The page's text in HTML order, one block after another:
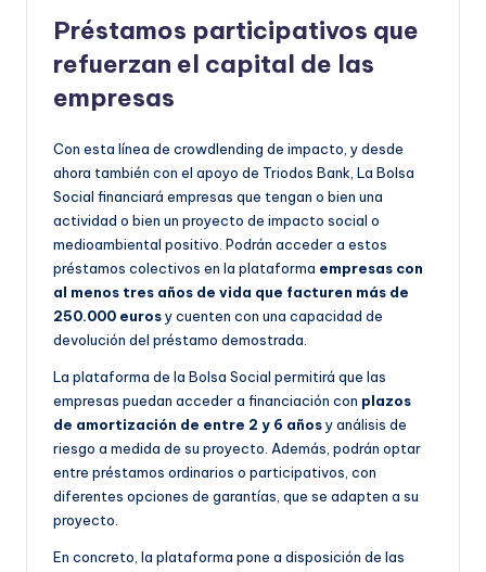
Préstamos participativos que
refuerzan el capital de las
empresas
Con esta línea de crowdlending de impacto, y desde
ahora también con el apoyo de Triodos Bank, La Bolsa
Social financiará empresas que tengan o bien una
actividad o bien un proyecto de impacto social o
medioambiental positivo. Podrán acceder a estos
préstamos colectivos en la plataforma empresas con
al menos tres años de vida que facturen más de
250.000 eurosy cuenten con una capacidad de
devolución del préstamo demostrada.
La plataforma de la Bolsa Social permitirá que las
empresas puedan acceder a financiación con plazos
de amortización de entre 2 y 6 añosy análisis de
riesgo a medida de su proyecto. Además, podrán optar
entre préstamos ordinarios o participativos, con
diferentes opciones de garantías, que se adapten a su
proyecto.
En concreto, la plataforma pone a disposición de las